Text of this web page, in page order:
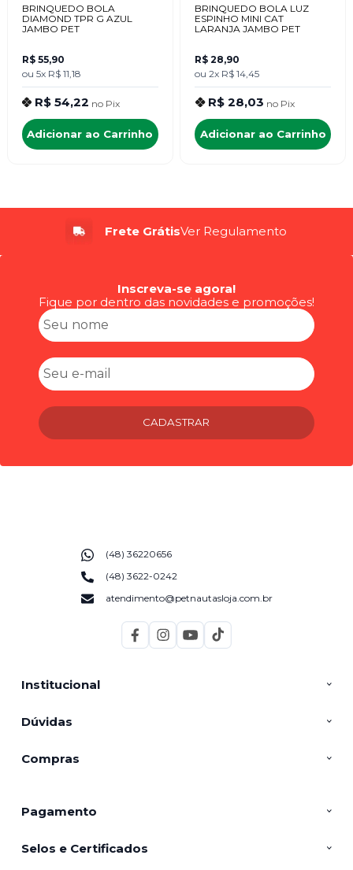
BRINQUEDO BOLA
DIAMOND TPR G AZUL
JAMBO PET
R$ 55,90
ou 5x R$ 11,18
R$ 54,22 no Pix
Adicionar ao Carrinho
BRINQUEDO BOLA LUZ
ESPINHO MINI CAT
LARANJA JAMBO PET
R$ 28,90
ou 2x R$ 14,45
R$ 28,03 no Pix
Adicionar ao Carrinho
Até 6xSem Juros
Inscreva-se agora!
Fique por dentro das novidades e promoções!
CADASTRAR
Institucional
Dúvidas
Compras
(48) 36220656
(48) 3622-0242
atendimento@petnautasloja.com.br
Pagamento
Selos e Certificados